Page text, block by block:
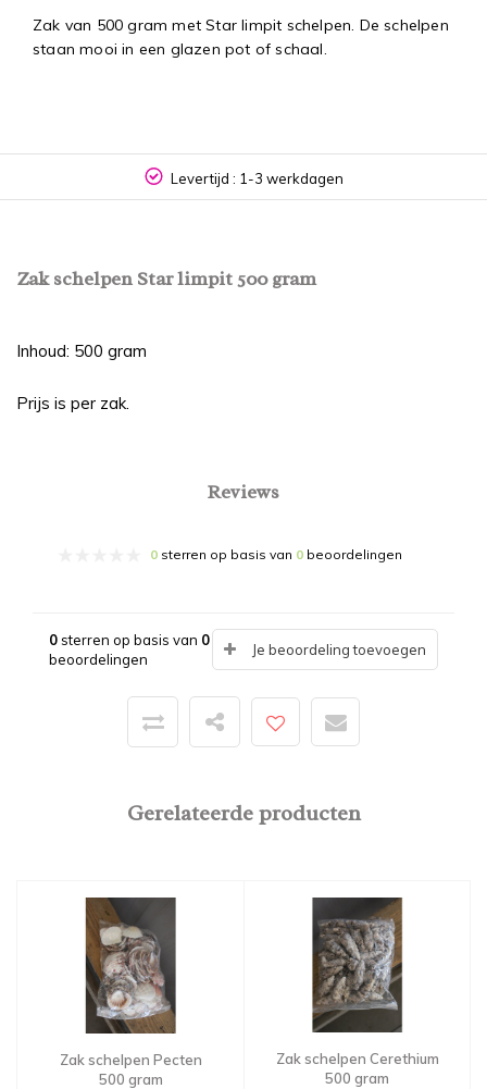
Zak van 500 gram met Star limpit schelpen. De schelpen
staan mooi in een glazen pot of schaal.
Levertijd : 1-3 werkdagen
Zak schelpen Star limpit 500 gram
Inhoud: 500 gram
Prijs is per zak.
Reviews
0 sterren op basis van 0 beoordelingen
0sterren op basis van 0
beoordelingen
Je beoordeling toevoegen
Gerelateerde producten
Zak schelpen Pecten
500 gram
Zak schelpen Cerethium
500 gram